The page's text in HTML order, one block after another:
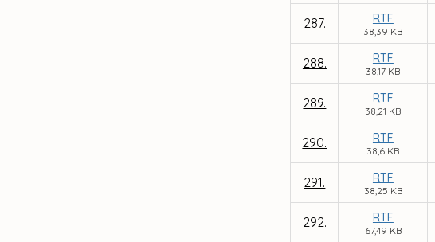
287. RTF
38,39 KB
288. RTF
38,17 KB
289. RTF
38,21 KB
290. RTF
38,6 KB
291. RTF
38,25 KB
292. RTF
67,49 KB